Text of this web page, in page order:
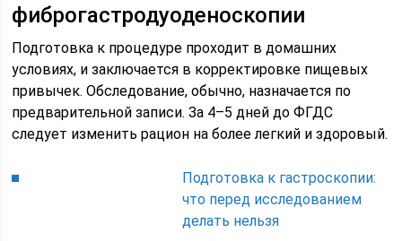
фиброгастродуоденоскопии
Подготовка к процедуре проходит в домашних
условиях, и заключается в корректировке пищевых
привычек. Обследование, обычно, назначается по
предварительной записи. За 4–5 дней до ФГДС
следует изменить рацион на более легкий и здоровый.
Подготовка к гастроскопии:
что перед исследованием
делать нельзя